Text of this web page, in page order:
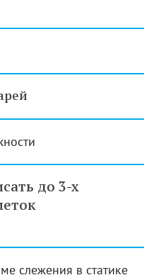
до 3-х
слежения в статике